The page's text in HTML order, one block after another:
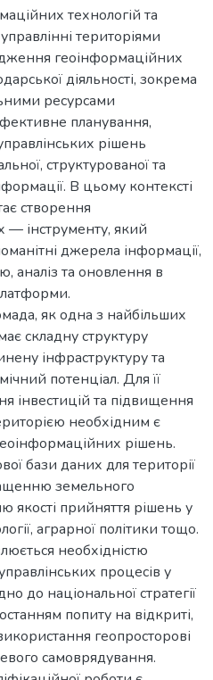
технологій та
територіями
геоінформаційних
діяльності, зокрема
ресурсами
планування,
рішень
структурованої та
В цьому контексті
створення
— інструменту, який
джерела інформації,
аналіз та оновлення в
як одна з найбільших
складну структуру
інфраструктуру та
потенціал. Для її
інвестицій та підвищення
необхідним є
рішень.
бази даних для території
земельного
прийняття рішень у
аграрної політики тощо.
необхідністю
процесів у
до національної стратегії
попиту на відкриті,
геопросторові
самоврядування.